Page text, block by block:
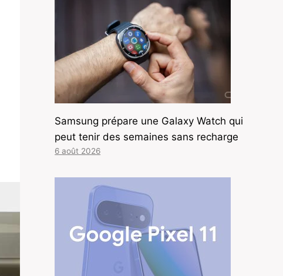
Samsung prépare une Galaxy Watch qui
peut tenir des semaines sans recharge
6 août 2026